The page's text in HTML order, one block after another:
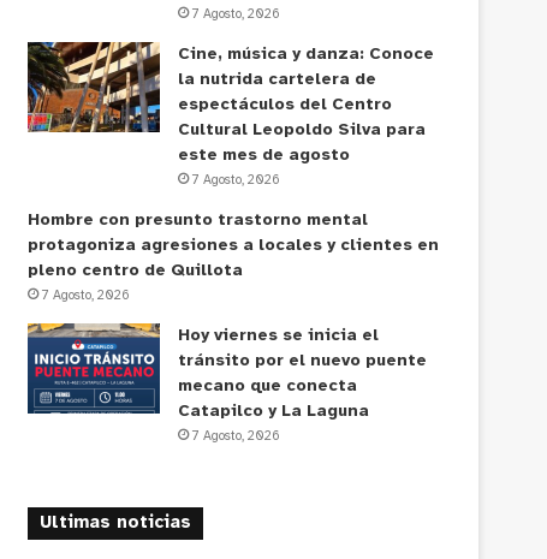
7 Agosto, 2026
Cine, música y danza: Conoce
la nutrida cartelera de
espectáculos del Centro
Cultural Leopoldo Silva para
este mes de agosto
7 Agosto, 2026
Hombre con presunto trastorno mental
protagoniza agresiones a locales y clientes en
pleno centro de Quillota
7 Agosto, 2026
Hoy viernes se inicia el
tránsito por el nuevo puente
mecano que conecta
Catapilco y La Laguna
7 Agosto, 2026
Ultimas noticias